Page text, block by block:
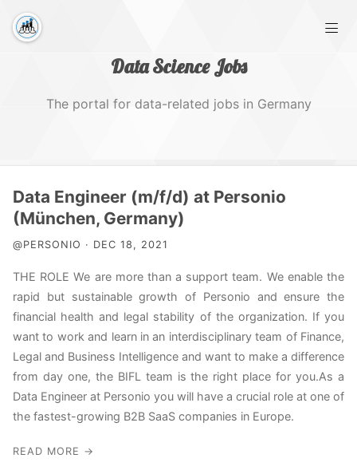
Data Science Jobs
The portal for data-related jobs in Germany
Home
Tags
Data Engineer (m/f/d) at Personio
(München, Germany)
@PERSONIO · DEC 18, 2021
THE ROLE We are more than a support team. We enable the
rapid but sustainable growth of Personio and ensure the
financial health and legal stability of the organization. If you
want to work and learn in an interdisciplinary team of Finance,
Legal and Business Intelligence and want to make a difference
from day one, the BIFL team is the right place for you.As a
Data Engineer at Personio you will have a crucial role at one of
the fastest-growing B2B SaaS companies in Europe.
READ MORE →